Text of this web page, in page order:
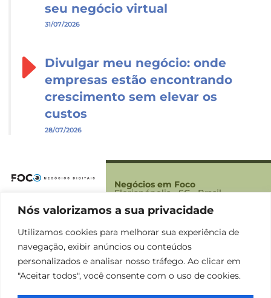
Nós valorizamos a sua privacidade
Utilizamos cookies para melhorar sua experiência de
navegação, exibir anúncios ou conteúdos
personalizados e analisar nosso tráfego. Ao clicar em
"Aceitar todos", você consente com o uso de cookies.
seu negócio virtual
31/07/2026
Divulgar meu negócio: onde
empresas estão encontrando
crescimento sem elevar os
custos
28/07/2026
Negócios em Foco
Florianópolis - SC - Brasil
Foco
Sobre Nós
Contato
Termos
Política de Privacidade
Termos e condições